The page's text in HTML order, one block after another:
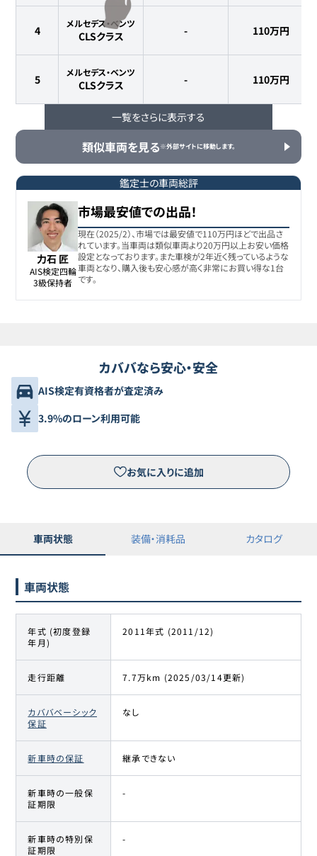
4
メルセデス・ベンツ
CLSクラス - 110万円
5
メルセデス・ベンツ
CLSクラス - 110万円
6
メルセデス・ベンツ
CLSクラス - 119万円
7 CLSクラス - 120万円
8
メルセデス・ベンツ
CLSクラス - 123.8万円
9
メルセデス・ベンツ
CLSクラス - 128万円
一覧をさらに表示する
類似車両を見る※外部サイトに移動します。
鑑定士の車両総評
力石 匠
AIS検定四輪
3級保持者
市場最安値での出品！
現在（2025/2）、市場では最安値で110万円ほどで出品さ
れています。当車両は類似車両より20万円以上お安い価格
設定となっております。また車検が2年近く残っているような
車両となり、購入後も安心感が高く非常にお買い得な1台
です。
カババなら安心・安全
AIS検定有資格者が査定済み
3.9%のローン利用可能
お気に入りに追加
車両状態 装備・消耗品 カタログ
車両状態
年式 (初度登録
年月)
2011年式 (2011/12)
走行距離 7.7万km (2025/03/14更新)
カババベーシック
保証
なし
新車時の保証 継承できない
新車時の一般保
証期限
-
新車時の特別保
証期限
-